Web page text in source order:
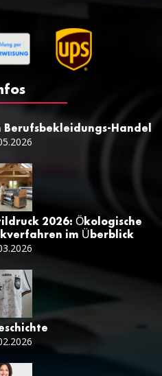
Handel
2026: Ökologische
im Überblick